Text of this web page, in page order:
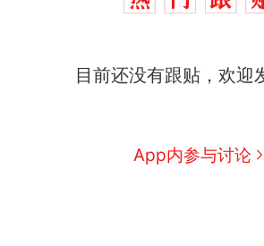
目前还没有跟贴，欢迎
App内参与讨论